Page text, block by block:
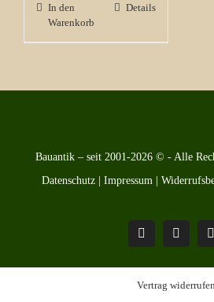
In den
Warenkorb
Details
Bauantik – seit 2001-2026 © - Alle
Datenschutz
Impressum
Pinterest
Vertrag widerrufen